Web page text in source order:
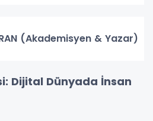
(Akademisyen & Yazar)
Dijital Dünyada İnsan